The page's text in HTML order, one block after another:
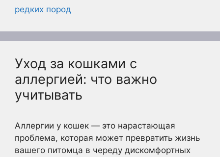
редких пород
Уход за кошками с
аллергией: что важно
учитывать
Аллергии у кошек — это нарастающая
проблема, которая может превратить жизнь
вашего питомца в череду дискомфортных